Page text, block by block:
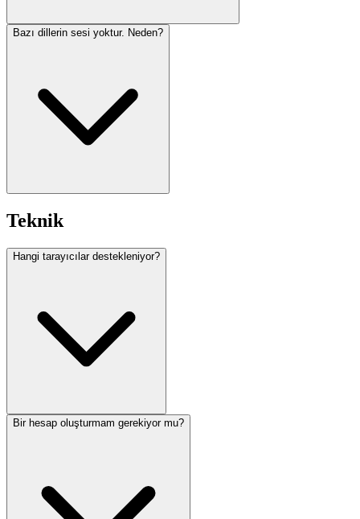
Bazı dillerin sesi yoktur. Neden?
Teknik
Hangi tarayıcılar destekleniyor?
Bir hesap oluşturmam gerekiyor mu?